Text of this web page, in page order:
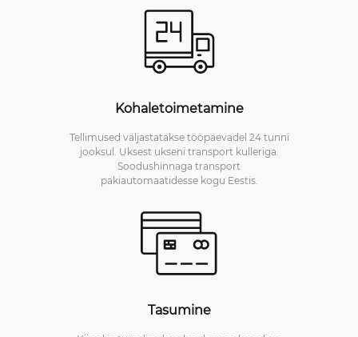
Kohaletoimetamine
Tellimused väljastatakse tööpäevadel 24 tunni
jooksul. Uksest ukseni transport kulleriga.
Soodushinnaga transport
pakiautomaatidesse kogu Eestis.
Tasumine